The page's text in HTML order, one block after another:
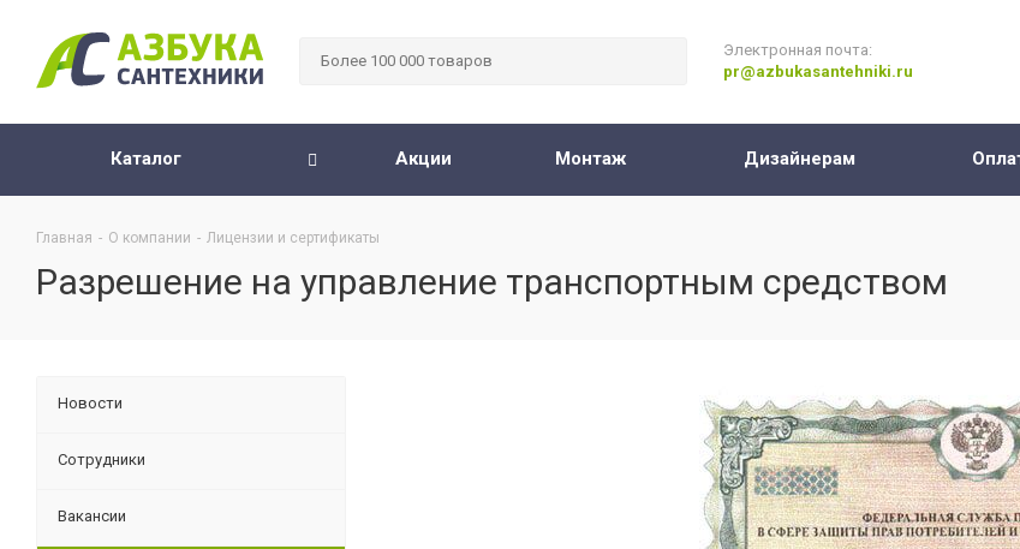
Электронная почта:
pr@azbukasantehniki.ru
Каталог Акции Монтаж Дизайнерам
Главная - О компании - Лицензии и сертификаты
Разрешение на управление транспортным средством
Новости
Сотрудники
Вакансии